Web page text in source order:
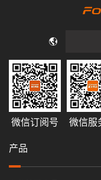
微信订阅号 微信服
产品